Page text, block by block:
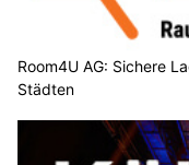
Room4U AG: Sichere
Städten